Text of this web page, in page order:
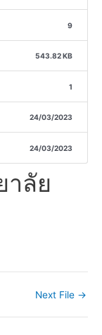
9
543.82 KB
1
24/03/2023
24/03/2023
าลัย
Next File →